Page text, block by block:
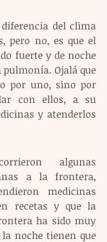
diferencia del clima
pero no, es que el
fuerte y de noche
pulmonía. Ojalá que
por uno, sino por
con ellos, a su
y atenderlos
algunas
a la frontera,
medicinas
recetas y que la
ha sido muy
noche tienen que